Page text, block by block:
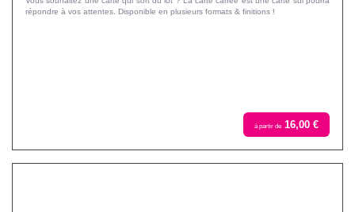
répondre à vos attentes. Disponible en plusieurs formats & finitions !
à partir de 16,00 €